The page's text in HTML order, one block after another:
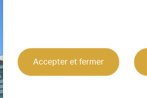
Accepter et fermer